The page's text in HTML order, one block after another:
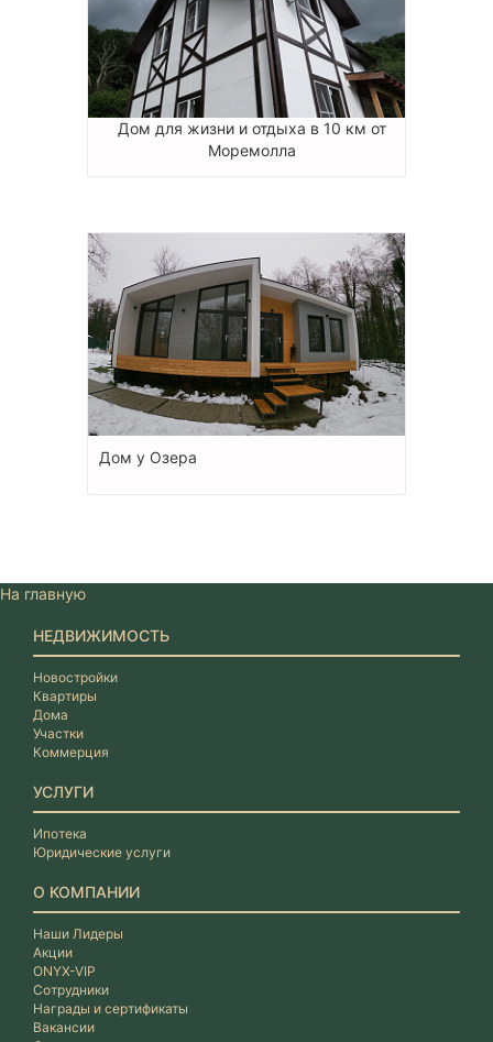
Дом для жизни и отдыха в 10 км от
Моремолла
Дом у Озера
На главную
НЕДВИЖИМОСТЬ
Новостройки
Квартиры
Дома
Участки
Коммерция
УСЛУГИ
Ипотека
Юридические услуги
О КОМПАНИИ
Наши Лидеры
Акции
ONYX-VIP
Сотрудники
Награды и сертификаты
Вакансии